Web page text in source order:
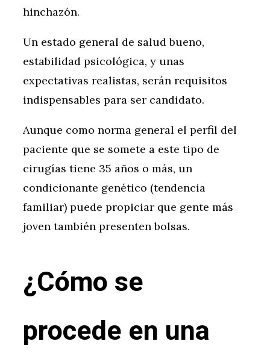
hinchazón.
Un estado general de salud bueno,
estabilidad psicológica, y unas
expectativas realistas, serán requisitos
indispensables para ser candidato.
Aunque como norma general el perfil del
paciente que se somete a este tipo de
cirugías tiene 35 años o más, un
condicionante genético (tendencia
familiar) puede propiciar que gente más
joven también presenten bolsas.
¿Cómo se
procede en una